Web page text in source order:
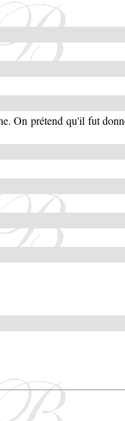
On prétend qu'il fut